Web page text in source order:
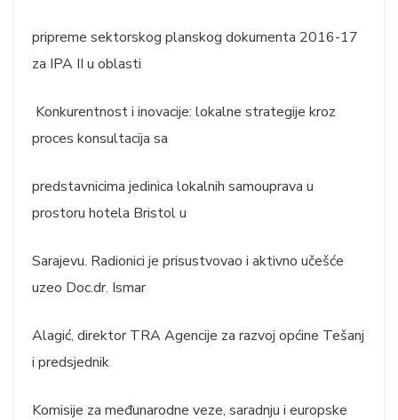
pripreme sektorskog planskog dokumenta 2016-17
za IPA II u oblasti
Konkurentnost i inovacije: lokalne strategije kroz
proces konsultacija sa
predstavnicima jedinica lokalnih samouprava u
prostoru hotela Bristol u
Sarajevu. Radionici je prisustvovao i aktivno učešće
uzeo Doc.dr. Ismar
Alagić, direktor TRA Agencije za razvoj općine Tešanj
i predsjednik
Komisije za međunarodne veze, saradnju i europske